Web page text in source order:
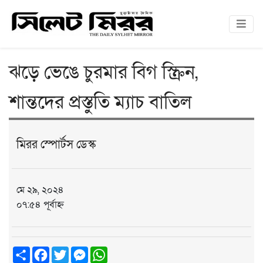
ঝড়ে ভেঙে চুরমার বিগ স্ক্রিন,
শান্তদের প্রস্তুতি ম্যাচ বাতিল
মিরর স্পোর্টস ডেস্ক
মে ২৯, ২০২৪
০৭:৫৪ পূর্বাহ্ন
ShareFacebook
TwitterMessenger